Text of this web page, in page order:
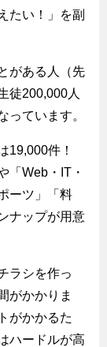
たい！」を副
がある人（先
徒200,000人
っています。
19,000件！
「Web・IT・
ーツ」「料
ナップが用意
ラシを作っ
がかかりま
がかかるた
ハードルが高